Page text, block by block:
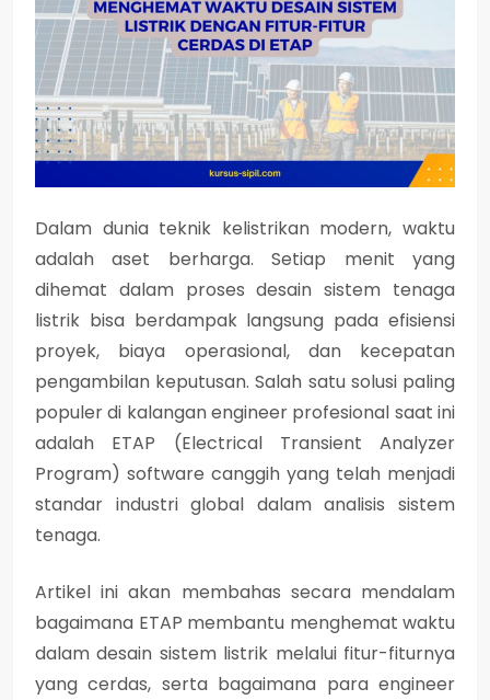
Dalam dunia teknik kelistrikan modern, waktu
adalah aset berharga. Setiap menit yang
dihemat dalam proses desain sistem tenaga
listrik bisa berdampak langsung pada efisiensi
proyek, biaya operasional, dan kecepatan
pengambilan keputusan. Salah satu solusi paling
populer di kalangan engineer profesional saat ini
adalah ETAP (Electrical Transient Analyzer
Program) software canggih yang telah menjadi
standar industri global dalam analisis sistem
tenaga.
Artikel ini akan membahas secara mendalam
bagaimana ETAP membantu menghemat waktu
dalam desain sistem listrik melalui fitur-fiturnya
yang cerdas, serta bagaimana para engineer